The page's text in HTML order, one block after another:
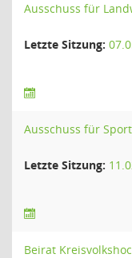
Ausschuss für
Letzte Sitzung:
Ausschuss für
Letzte Sitzung:
Beirat